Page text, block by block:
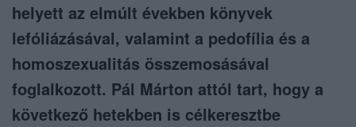
helyett az elmúlt években könyvek
lefóliázásával, valamint a pedofília és a
homoszexualitás összemosásával
foglalkozott. Pál Márton attól tart, hogy a
következő hetekben is célkeresztbe